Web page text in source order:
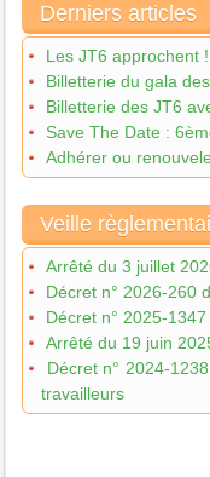
Derniers articles
Les JT6 approchent
Billetterie du gala
Billetterie des JT6
Save The Date :
Adhérer ou
Veille
Arrêté du 3 juillet
Décret n° 2026-260
Décret n° 2025-
Arrêté du 19 juin
Décret n° 2024-
travailleurs